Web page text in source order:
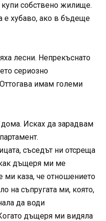
собствено жилище.
е хубаво, ако в бъдеще
лесни. Непрекъснато
сериозно
имам големи
Исках да зарадвам
съседът ни отсреща
дъщеря ми ме
ми каза, че отношението
на съпругата ми, която,
да води
дъщеря ми видяла